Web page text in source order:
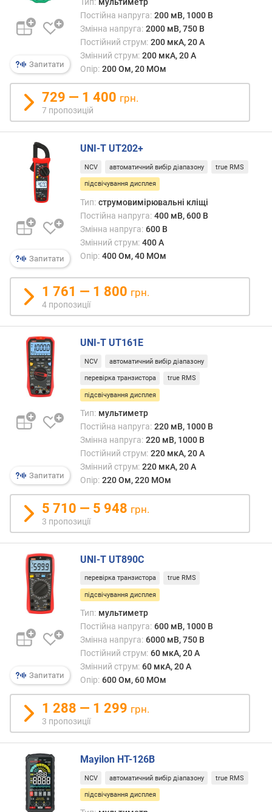
а
н
а
у
г
а
м
і
н
м
В
п
о
т
н
н
а
п
р
у
г
м
а
(
о
ч
н
і
с
т
в
и
р
ю
в
а
н
н
я
(
V
⁻
Запитати
Тип: мультиметр
Постійна напруга: 200 мВ, 1000 В
Змінна напруга: 2000 мВ, 750 В
Постійний струм: 200 мкА, 20 А
Змінний струм: 200 мкА, 20 А
Опір: 200 Ом, 20 МОм
729 — 1 400 грн.
7 пропозицій
Запитати
UNI-T UT202+
NCV автоматичний вибір діапазону true RMS
підсвічування дисплея
Тип: струмовимірювальні кліщі
Постійна напруга: 400 мВ, 600 В
Змінна напруга: 600 В
Змінний струм: 400 А
Опір: 400 Ом, 40 МОм
1 761 — 1 800 грн.
4 пропозиції
Запитати
UNI-T UT161E
NCV автоматичний вибір діапазону
перевірка транзистора true RMS
підсвічування дисплея
Тип: мультиметр
Постійна напруга: 220 мВ, 1000 В
Змінна напруга: 220 мВ, 1000 В
Постійний струм: 220 мкА, 20 А
Змінний струм: 220 мкА, 20 А
Опір: 220 Ом, 220 МОм
5 710 — 5 948 грн.
3 пропозиції
Запитати
UNI-T UT890C
перевірка транзистора true RMS
підсвічування дисплея
Тип: мультиметр
Постійна напруга: 600 мВ, 1000 В
Змінна напруга: 6000 мВ, 750 В
Постійний струм: 60 мкА, 20 А
Змінний струм: 60 мкА, 20 А
Опір: 600 Ом, 60 МОм
1 288 — 1 299 грн.
3 пропозиції
Mayilon HT-126B
NCV автоматичний вибір діапазону true RMS
підсвічування дисплея